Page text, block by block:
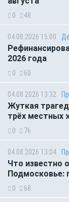
0 48
04.08.2026 15:00
2026 года
0 60
04.08.2026 13:32
Жуткая
трёх местных
0 76
04.08.2026 13:04
Что известно
Подмосковье:
0 68